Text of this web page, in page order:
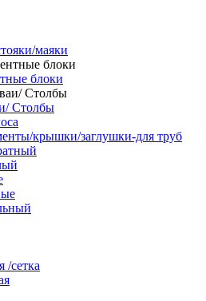
маяки
блоки
Столбы
крышки/заглушки-для труб
/сетка